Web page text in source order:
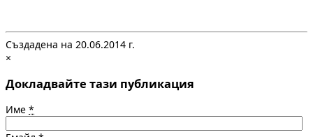
Създадена на 20.06.2014 г.
×
Докладвайте тази публикация
Име *